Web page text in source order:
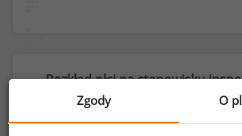
Rozkład płci na stanowisku
Zgody O